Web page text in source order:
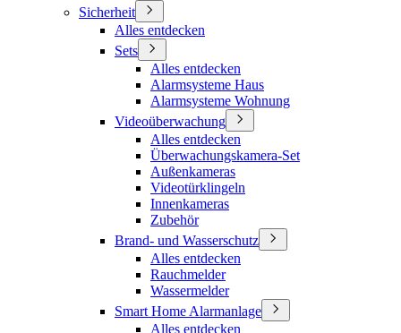
Sicherheit
Alles entdecken
Sets
Alles entdecken
Alarmsysteme Haus
Alarmsysteme Wohnung
Videoüberwachung
Alles entdecken
Überwachungskamera-Set
Außenkameras
Videotürklingeln
Innenkameras
Zubehör
Brand- und Wasserschutz
Alles entdecken
Rauchmelder
Wassermelder
Smart Home Alarmanlage
Alles entdecken